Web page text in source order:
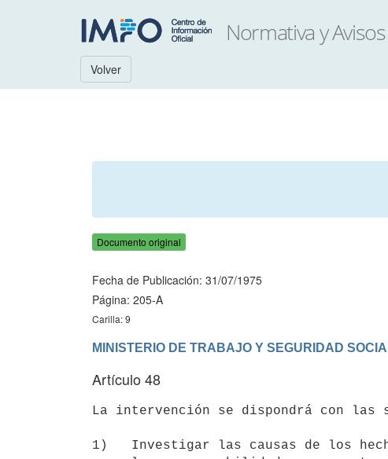
Volver
Documento original
Fecha de Publicación: 31/07/1975
Página: 205-A
Carilla: 9
MINISTERIO DE TRABAJO Y SEGURIDAD
Artículo 48
La intervención se dispondrá con
1)   Investigar las causas de los